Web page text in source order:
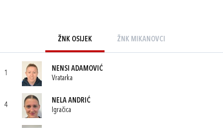
ŽNK OSIJEK ŽNK MIKANOVCI
1
NENSI ADAMOVIĆ
Vratarka
4
NELA ANDRIĆ
Igračica